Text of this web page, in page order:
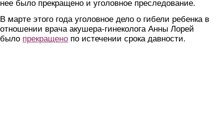
нее было прекращено и уголовное преследование.
В марте этого года уголовное дело о гибели ребенка в
отношении врача акушера-гинеколога Анны Лорей
было прекращено по истечении срока давности.